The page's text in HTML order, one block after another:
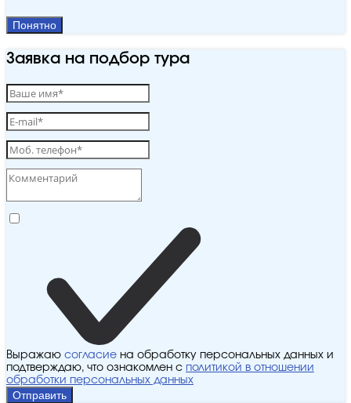
Понятно
Заявка на подбор тура
Выражаю согласие на обработку персональных данных и
подтверждаю, что ознакомлен с политикой в отношении
обработки персональных данных
Отправить